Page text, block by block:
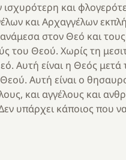
και
και Αρχαγγέλων
στον Θεό και
Θεού. Χωρίς τη
Αυτή είναι η Θεός μετά
Αυτή είναι ο
και αγγέλους και
υπάρχει κάποιος που